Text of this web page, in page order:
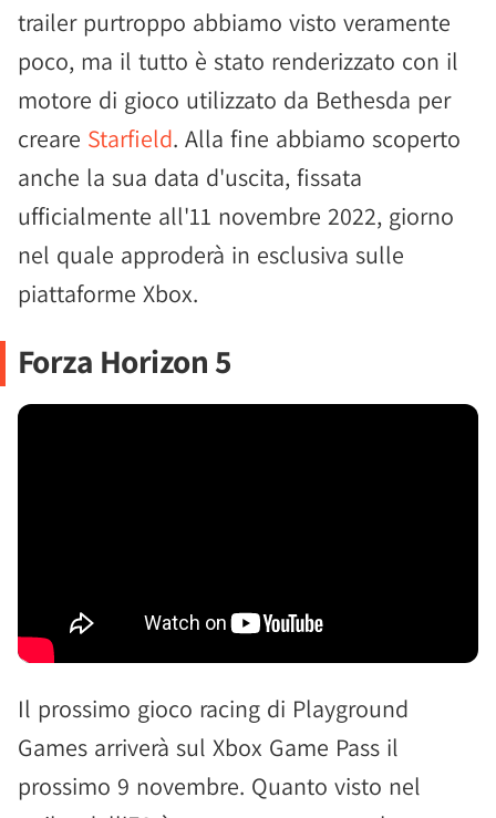
trailer purtroppo abbiamo visto veramente
poco, ma il tutto è stato renderizzato con il
motore di gioco utilizzato da Bethesda per
creare Starfield. Alla fine abbiamo scoperto
anche la sua data d'uscita, fissata
ufficialmente all'11 novembre 2022, giorno
nel quale approderà in esclusiva sulle
piattaforme Xbox.
Forza Horizon 5
Il prossimo gioco racing di Playground
Games arriverà sul Xbox Game Pass il
prossimo 9 novembre. Quanto visto nel